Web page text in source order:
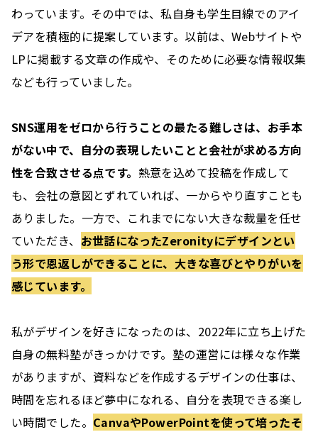
わっています。その中では、私自身も学生目線でのアイ
デアを積極的に提案しています。以前は、Webサイトや
LPに掲載する文章の作成や、そのために必要な情報収集
なども行っていました。
SNS運用をゼロから行うことの最たる難しさは、お手本
がない中で、自分の表現したいことと会社が求める方向
性を合致させる点です。 熱意を込めて投稿を作成して
も、会社の意図とずれていれば、一からやり直すことも
ありました。一方で、これまでにない大きな裁量を任せ
ていただき、 お世話になったZeronityにデザインとい
う形で恩返しができることに、大きな喜びとやりがいを
感じています。
私がデザインを好きになったのは、2022年に立ち上げた
自身の無料塾がきっかけです。塾の運営には様々な作業
がありますが、資料などを作成するデザインの仕事は、
時間を忘れるほど夢中になれる、自分を表現できる楽し
い時間でした。 CanvaやPowerPointを使って培ったそ